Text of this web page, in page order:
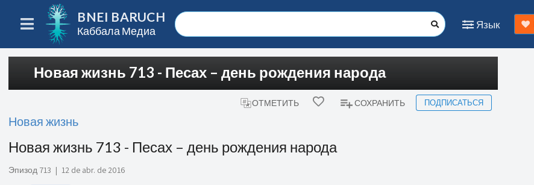
BNEI BARUCH
Каббала Медиа
Язык
Новая жизнь 713 - Песах – день рождения народа
ОТМЕТИТЬ СОХРАНИТЬ ПОДПИСАТЬСЯ
Новая жизнь
Новая жизнь 713 - Песах – день рождения народа
Эпизод 713 | 12 de abr. de 2016